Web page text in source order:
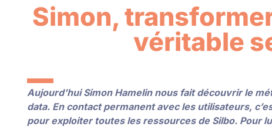
Simon,
véritable
Aujourd’hui Simon Hamelin nous fait découvrir le
data. En contact permanent avec les utilisateurs,
pour exploiter toutes les ressources de Silbo. Pour